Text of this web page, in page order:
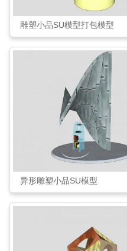
雕塑小品SU模型打包模型
异形雕塑小品SU模型